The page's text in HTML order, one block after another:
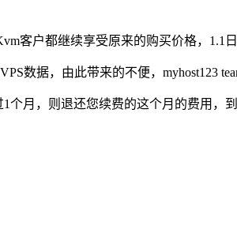
客户都继续享受原来的购买价格，1.1
数据，由此带来的不便，myhost123
月，则退还您续费的这个月的费用，